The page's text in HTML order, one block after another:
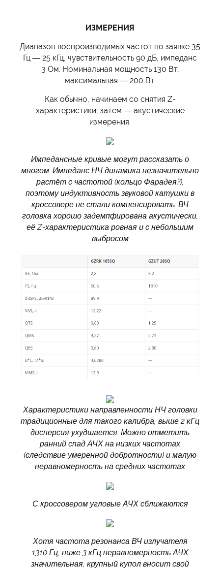
ИЗМЕРЕНИЯ
Диапазон воспроизводимых частот по заявке 35
Гц — 25 кГц, чувствительность 90 дБ, импеданс
3 Ом. Номинальная мощность 130 Вт,
максимальная — 200 Вт.
Как обычно, начинаем со снятия Z-
характеристики, затем — акустические
измерения.
Импедансные кривые могут рассказать о
многом. Импеданс НЧ динамика незначительно
растёт с частотой (кольцо Фарадея?),
поэтому индуктивность звуковой катушки в
кроссовере не стали компенсировать. ВЧ
головка хорошо задемпфирована акустически,
её Z-характеристика ровная и с небольшим
выбросом
Характеристики направленности НЧ головки
традиционные для такого калибра, выше 2 кГц
дисперсия ухудшается. Можно отметить
ранний спад АЧХ на низких частотах
(следствие умеренной добротности) и малую
неравномерность на средних частотах
С кроссовером угловые АЧХ сближаются
Хотя частота резонанса ВЧ излучателя
1310 Гц, ниже 3 кГц неравномерность АЧХ
значительная, крупный купол вносит свой